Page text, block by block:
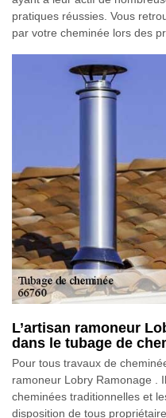
pratiques réussies. Vous
par votre cheminée lors des
L’artisan ramoneur
dans le tubage de
Pour tous travaux de
ramoneur Lobry Ramonage .
cheminées traditionnelles et
disposition de tous